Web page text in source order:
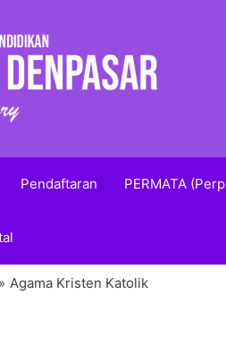
Pendaftaran PERMATA
Agama Kristen Katolik